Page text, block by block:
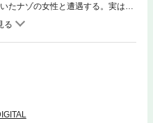
たナゾの女性と遭遇する。実はそ
んだった！ 受験勉強もせずに、
。ついには、みよ志＆ユメちゃん
するが…!?